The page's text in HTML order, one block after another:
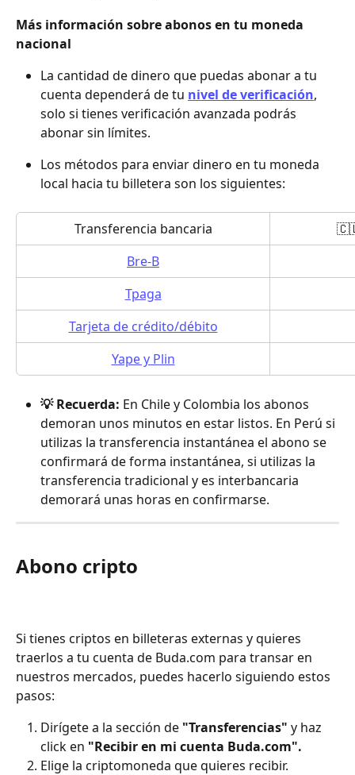
Más información sobre abonos en tu moneda
nacional
La cantidad de dinero que puedas abonar a tu
cuenta dependerá de tu nivel de verificación,
solo si tienes verificación avanzada podrás
abonar sin límites.
Los métodos para enviar dinero en tu moneda
local hacia tu billetera son los siguientes:
Transferencia bancaria
Bre-B
Tpaga
Tarjeta de crédito/débito
Yape y Plin
💡 Recuerda: En Chile y Colombia los abonos
demoran unos minutos en estar listos. En Perú si
utilizas la transferencia instantánea el abono se
confirmará de forma instantánea, si utilizas la
transferencia tradicional y es interbancaria
demorará unas horas en confirmarse.
Abono cripto
Si tienes criptos en billeteras externas y quieres
traerlos a tu cuenta de Buda.com para transar en
nuestros mercados, puedes hacerlo siguiendo estos
pasos:
Dirígete a la sección de "Transferencias" y haz
click en "Recibir en mi cuenta Buda.com".
Elige la criptomoneda que quieres recibir.